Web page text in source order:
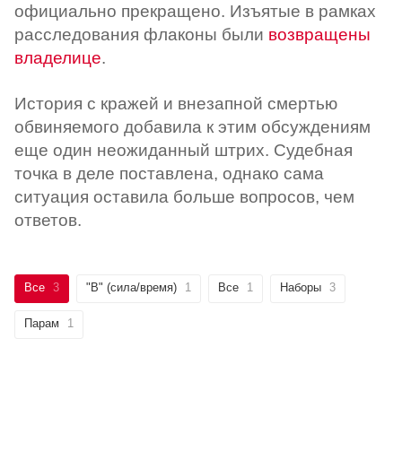
официально прекращено. Изъятые в рамках
расследования флаконы были возвращены
владелице.
История с кражей и внезапной смертью
обвиняемого добавила к этим обсуждениям
еще один неожиданный штрих. Судебная
точка в деле поставлена, однако сама
ситуация оставила больше вопросов, чем
ответов.
Все 3 "B" (сила/время) 1 Все 1 Наборы 3
Парам 1